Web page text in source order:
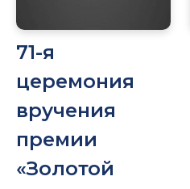
71-я
церемония
вручения
премии
«Золотой